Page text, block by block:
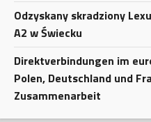
Odzyskany skradziony
A2 w Świecku
Direktverbindungen im
Polen, Deutschland und
Zusammenarbeit